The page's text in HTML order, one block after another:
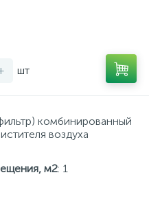
шт
комбинированный
воздуха
м2: 1